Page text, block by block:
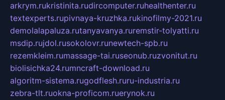
arkrym.rukristinita.rudircomputer.ruhealthenter.ru
textexperts.rupivnaya-kruzhka.rukinofilmy-2021.ru
demolalapaluza.rutanyavanya.ruremstir-tolyatti.ru
msdip.rujdol.rusokolovr.runewtech-spb.ru
rezemkleim.rumassage-tai.ruseonub.ruzvonitut.ru
biolisichka24.rumncraft-download.ru
algoritm-sistema.rugodflesh.ruru-industria.ru
zebra-tlt.ruokna-proficom.ruerynok.ru